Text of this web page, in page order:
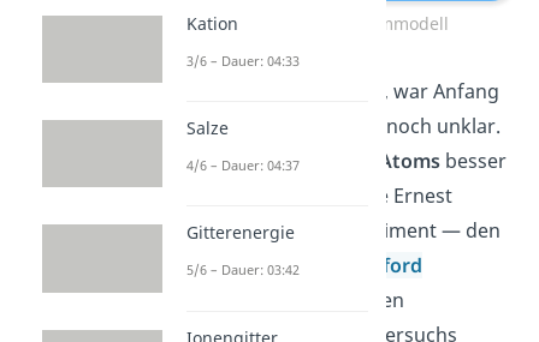
Rutherford Atommodell
Wie Atome aussehen, war Anfang
des 20. Jahrhunderts noch unklar.
Um denAufbau des Atomsbesser
zu verstehen, machte Ernest
Rutherford ein Experiment — den
sogenannten
Rutherford
. Aus den
Ergebnissen seines Versuchs
Kation
3/6 – Dauer: 04:33
Salze
4/6 – Dauer: 04:37
Gitterenergie
5/6 – Dauer: 03:42
Ionengitter